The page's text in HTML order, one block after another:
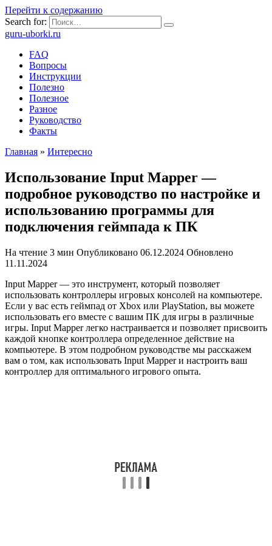
Перейти к содержанию
Search for:
guru-uborki.ru
FAQ
Вопросы
Инструкции
Полезно
Полезное
Разное
Руководство
Факты
Главная » Интересно
Использование Input Mapper —
подробное руководство по настройке и
использованию программы для
подключения геймпада к ПК
На чтение 3 мин Опубликовано 06.12.2024 Обновлено
11.11.2024
Input Mapper — это инструмент, который позволяет
использовать контроллеры игровых консолей на компьютере.
Если у вас есть геймпад от Xbox или PlayStation, вы можете
использовать его вместе с вашим ПК для игры в различные
игры. Input Mapper легко настраивается и позволяет присвоить
каждой кнопке контроллера определенное действие на
компьютере. В этом подробном руководстве мы расскажем
вам о том, как использовать Input Mapper и настроить ваш
контроллер для оптимального игрового опыта.